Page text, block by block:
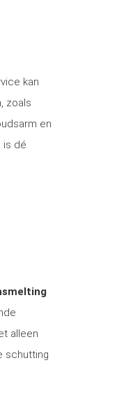
kan
zoals
en
is dé
alleen
schutting